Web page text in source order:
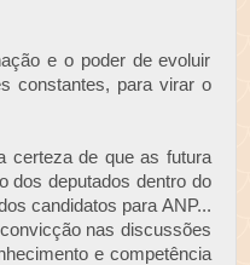
e o poder de evoluir
constantes, para virar o
certeza de que as futura
dos deputados dentro do
candidatos para ANP...
nas discussões
e competência